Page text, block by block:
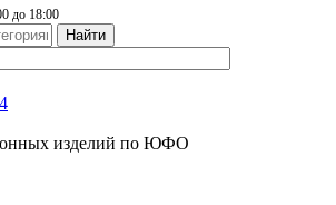
до 18:00
Найти
изделий по ЮФО